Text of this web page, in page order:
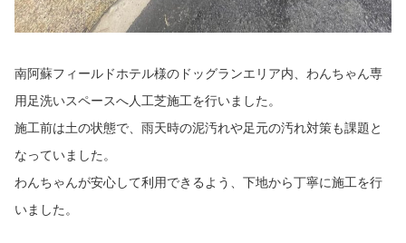
南阿蘇フィールドホテル様のドッグランエリア内、わんちゃん専
用足洗いスペースへ人工芝施工を行いました。
施工前は土の状態で、雨天時の泥汚れや足元の汚れ対策も課題と
なっていました。
わんちゃんが安心して利用できるよう、下地から丁寧に施工を行
いました。